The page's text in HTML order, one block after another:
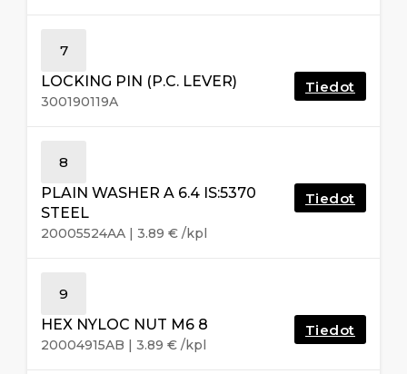
7
LOCKING PIN (P.C. LEVER)
300190119A
Tiedot
8
PLAIN WASHER A 6.4 IS:5370
STEEL
20005524AA | 3.89 € /kpl
Tiedot
9
HEX NYLOC NUT M6 8
20004915AB | 3.89 € /kpl
Tiedot